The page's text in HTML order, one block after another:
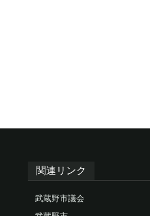
関連リンク
武蔵野市議会